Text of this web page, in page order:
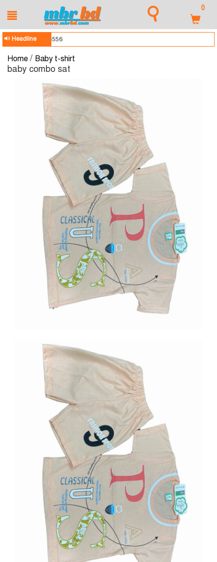
0
Headline
Home / Baby t-shirt
baby combo sat